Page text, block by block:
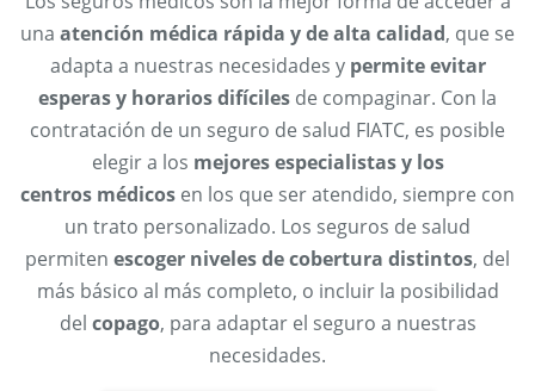
una atención médica rápida y de alta calidad, que se
adapta a nuestras necesidades y permite evitar
esperas y horarios difíciles de compaginar. Con la
contratación de un seguro de salud FIATC, es posible
elegir a los mejores especialistas y los
centros médicos en los que ser atendido, siempre con
un trato personalizado. Los seguros de salud
permiten escoger niveles de cobertura distintos, del
más básico al más completo, o incluir la posibilidad
del copago, para adaptar el seguro a nuestras
necesidades.